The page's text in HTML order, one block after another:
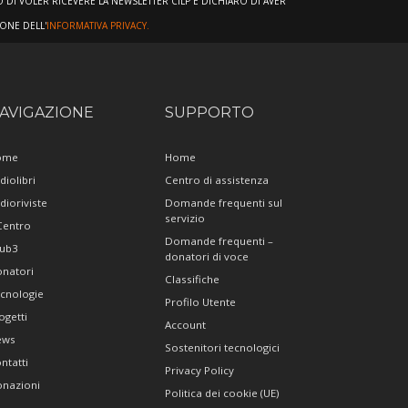
DELL'INFORMATIVA PRIVACY.
SUPPORTO
Home
Centro di assistenza
Domande frequenti sul
servizio
Domande frequenti –
donatori di voce
Classifiche
Profilo Utente
Account
Sostenitori tecnologici
Privacy Policy
Politica dei cookie (UE)